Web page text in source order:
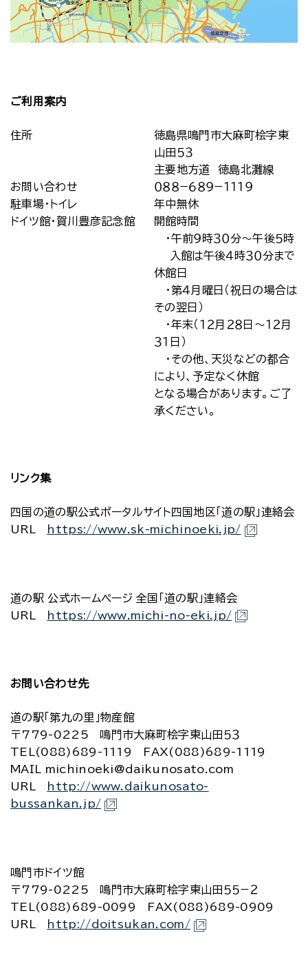
ご利用案内
住所
徳島県鳴門市大麻町桧字東
山田５３
主要地方道 徳島北灘線
お問い合わせ
０８８−６８９−１１１９
駐車場・トイレ
年中無休
ドイツ館・賀川豊彦記念館
開館時間
・午前９時３０分～午後５時
入館は午後４時３０分まで
休館日
・第４月曜日（祝日の場合は
その翌日）
・年末（１２月２８日～１２月
３１日）
・その他、天災などの都合
により、予定なく休館
となる場合があります。ご了
承ください。
リンク集
四国の道の駅公式ポータルサイト四国地区「道の駅」連絡会
URL
https://www.sk-michinoeki.jp/
道の駅 公式ホームページ 全国「道の駅」連絡会
URL
https://www.michi-no-eki.jp/
お問い合わせ先
道の駅「第九の里」物産館
〒779-0225 鳴門市大麻町桧字東山田５３
TEL(088)689-1119 FAX(088)689-1119
MAIL michinoeki@daikunosato.com
URL
http://www.daikunosato-
bussankan.jp/
鳴門市ドイツ館
〒779-0225 鳴門市大麻町桧字東山田５５−２
TEL(088)689-0099 FAX(088)689-0909
URL
http://doitsukan.com/